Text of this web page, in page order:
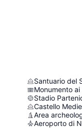
Santuario del
Monumento
Stadio
Aeroporto di